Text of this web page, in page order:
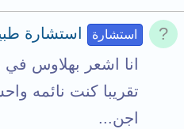
استشارة
استشارة
انا اشعر بهلاوس
تقريبا كنت نائمه
اجن...